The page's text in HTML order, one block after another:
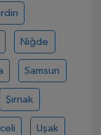
Niğde
Samsun
Şırnak
Uşak